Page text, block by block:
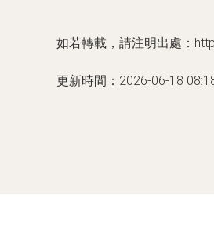
如若轉載，請注明出處：
更新時間：2026-06-18